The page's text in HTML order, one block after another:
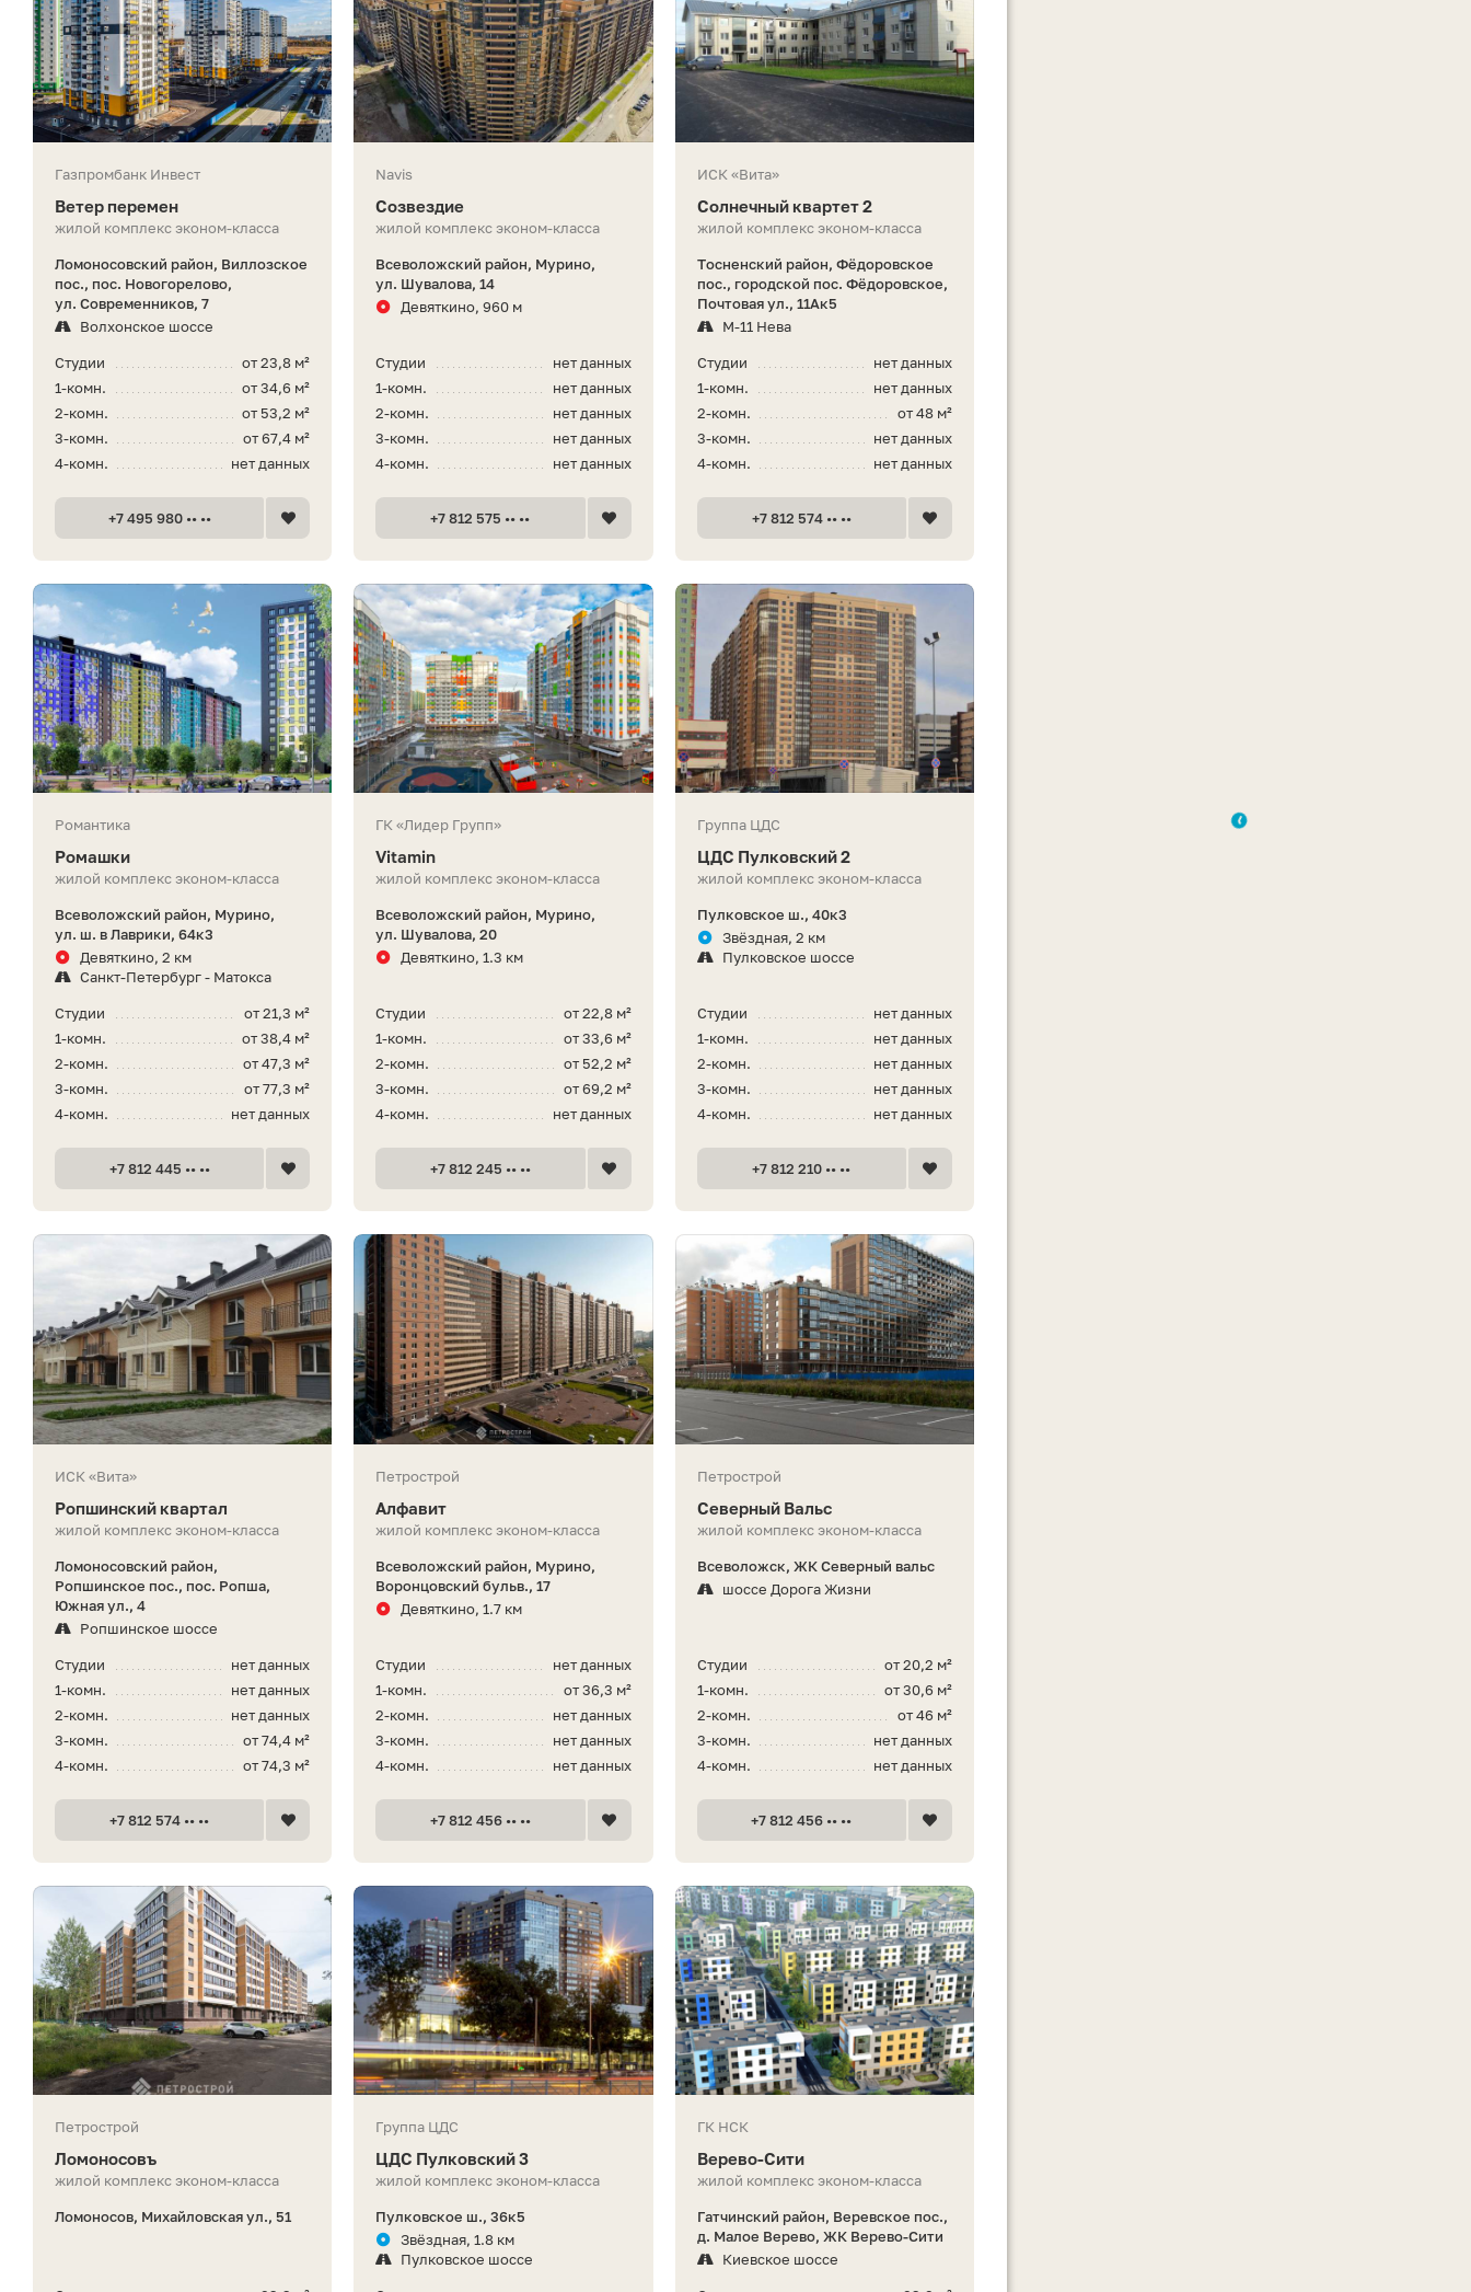
Газпромбанк Инвест
Ветер перемен
жилой комплекс эконом-класса
Ломоносовский район, Виллозское
пос., пос. Новогорелово,
ул. Современников, 7
Волхонское шоссе
от 23,8 м²
Студии
от 34,6 м²
1-комн.
от 53,2 м²
2-комн.
от 67,4 м²
3-комн.
нет данных
4-комн.
+7 495 980 •• ••
Navis
Созвездие
жилой комплекс эконом-класса
Всеволожский район, Мурино,
ул. Шувалова, 14
Девяткино, 960 м
нет данных
Студии
нет данных
1-комн.
нет данных
2-комн.
нет данных
3-комн.
нет данных
4-комн.
+7 812 575 •• ••
ИСК «Вита»
Солнечный квартет 2
жилой комплекс эконом-класса
Тосненский район, Фёдоровское
пос., городской пос. Фёдоровское,
Почтовая ул., 11Ак5
М-11 Нева
нет данных
Студии
нет данных
1-комн.
от 48 м²
2-комн.
нет данных
3-комн.
нет данных
4-комн.
+7 812 574 •• ••
Романтика
Ромашки
жилой комплекс эконом-класса
Всеволожский район, Мурино,
ул. ш. в Лаврики, 64к3
Девяткино, 2 км
Санкт-Петербург - Матокса
от 21,3 м²
Студии
от 38,4 м²
1-комн.
от 47,3 м²
2-комн.
от 77,3 м²
3-комн.
нет данных
4-комн.
+7 812 445 •• ••
ГК «Лидер Групп»
Vitamin
жилой комплекс эконом-класса
Всеволожский район, Мурино,
ул. Шувалова, 20
Девяткино, 1.3 км
от 22,8 м²
Студии
от 33,6 м²
1-комн.
от 52,2 м²
2-комн.
от 69,2 м²
3-комн.
нет данных
4-комн.
+7 812 245 •• ••
Группа ЦДС
ЦДС Пулковский 2
жилой комплекс эконом-класса
Пулковское ш., 40к3
Звёздная, 2 км
Пулковское шоссе
нет данных
Студии
нет данных
1-комн.
нет данных
2-комн.
нет данных
3-комн.
нет данных
4-комн.
+7 812 210 •• ••
ИСК «Вита»
Ропшинский квартал
жилой комплекс эконом-класса
Ломоносовский район,
Ропшинское пос., пос. Ропша,
Южная ул., 4
Ропшинское шоссе
нет данных
Студии
нет данных
1-комн.
нет данных
2-комн.
от 74,4 м²
3-комн.
от 74,3 м²
4-комн.
+7 812 574 •• ••
Петрострой
Алфавит
жилой комплекс эконом-класса
Всеволожский район, Мурино,
Воронцовский бульв., 17
Девяткино, 1.7 км
нет данных
Студии
от 36,3 м²
1-комн.
нет данных
2-комн.
нет данных
3-комн.
нет данных
4-комн.
+7 812 456 •• ••
Петрострой
Северный Вальс
жилой комплекс эконом-класса
Всеволожск, ЖК Северный вальс
шоссе Дорога Жизни
от 20,2 м²
Студии
от 30,6 м²
1-комн.
от 46 м²
2-комн.
нет данных
3-комн.
нет данных
4-комн.
+7 812 456 •• ••
Петрострой
Ломоносовъ
жилой комплекс эконом-класса
Ломоносов, Михайловская ул., 51
Группа ЦДС
ЦДС Пулковский 3
жилой комплекс эконом-класса
Пулковское ш., 36к5
Звёздная, 1.8 км
Пулковское шоссе
ГК НСК
Верево-Сити
жилой комплекс эконом-класса
Гатчинский район, Веревское пос.,
д. Малое Верево, ЖК Верево-Сити
Киевское шоссе